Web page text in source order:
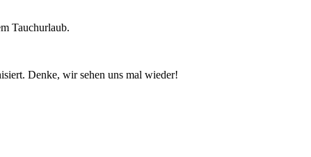
Tauchurlaub.
Denke, wir sehen uns mal wieder!